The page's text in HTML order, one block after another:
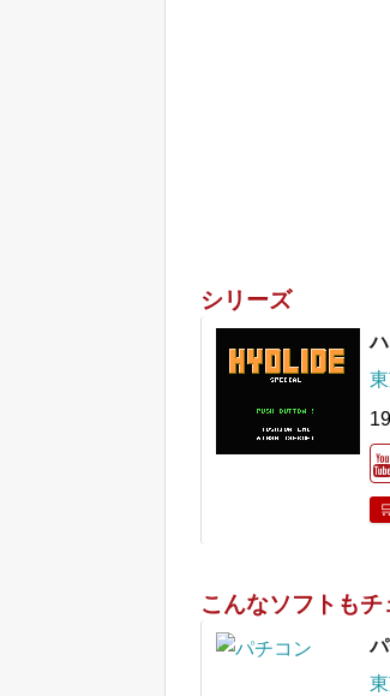
シリーズ
こんなソフトもチ